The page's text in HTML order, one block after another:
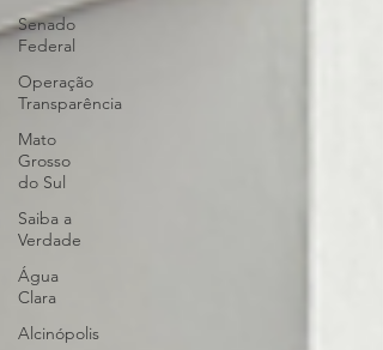
Senado
Federal
Operação
Transparência
Mato
Grosso
do Sul
Saiba a
Verdade
Água
Clara
Alcinópolis